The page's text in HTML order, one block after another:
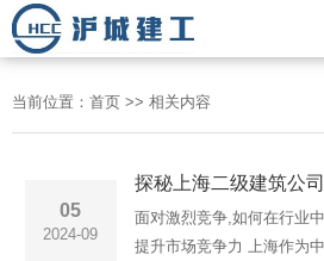
当前位置： 首页 >> 相关内容
05
2024-09
面对激烈竞争,如何在行业
提升市场竞争力 上海作为